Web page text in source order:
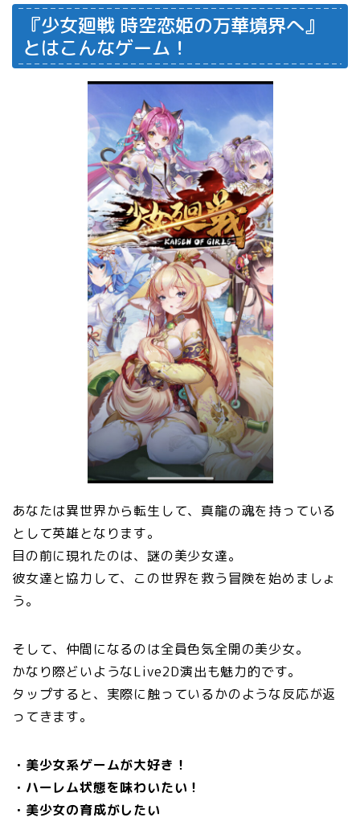
『少女廻戦 時空恋姫の万華境界へ』
とはこんなゲーム！
あなたは異世界から転生して、真龍の魂を持っている
として英雄となります。
目の前に現れたのは、謎の美少女達。
彼女達と協力して、この世界を救う冒険を始めましょ
う。
そして、仲間になるのは全員色気全開の美少女。
かなり際どいようなLive2D演出も魅力的です。
タップすると、実際に触っているかのような反応が返
ってきます。
・美少女系ゲームが大好き！
・ハーレム状態を味わいたい！
・美少女の育成がしたい